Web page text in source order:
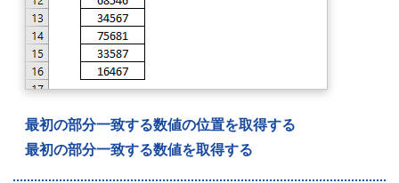
最初の部分一致する数値の位置を取得する
最初の部分一致する数値を取得する